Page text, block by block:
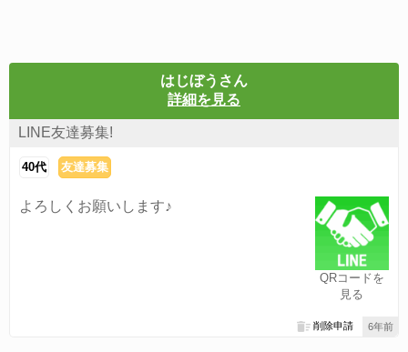
はじぼうさん
詳細を見る
LINE友達募集!
40代 友達募集
QRコードを
見る
よろしくお願いします♪
6年前
削除申請